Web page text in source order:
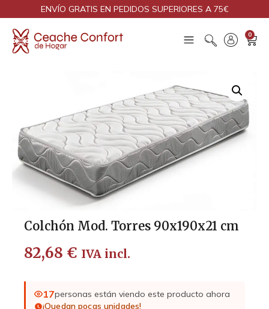
ENVÍO GRATIS EN PEDIDOS SUPERIORES A 75€
0
Colchón Mod. Torres 90x190x21 cm
82,68 € IVA incl.
17personas están viendo este producto ahora
¡Quedan pocas unidades!